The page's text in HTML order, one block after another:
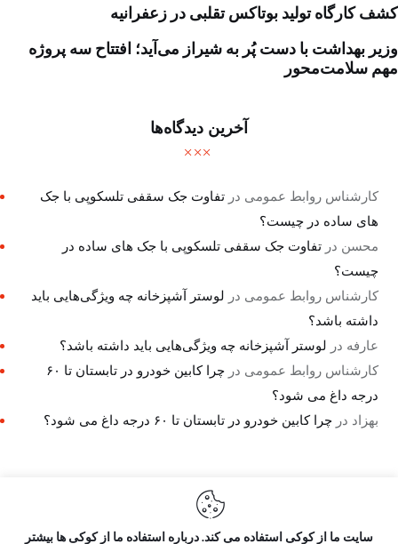
کشف کارگاه تولید بوتاکس تقلبی در زعفرانیه
وزیر بهداشت با دست پُر به شیراز می‌آید؛ افتتاح سه پروژه
مهم سلامت‌محور
آخرین دیدگاه‌ها
کارشناس روابط عمومی درتفاوت جک سقفی تلسکوپی با جک
های ساده در چیست؟
محسن درتفاوت جک سقفی تلسکوپی با جک های ساده در
چیست؟
کارشناس روابط عمومی در لوستر آشپزخانه چه ویژگی‌هایی باید
داشته باشد؟
عارفه در لوستر آشپزخانه چه ویژگی‌هایی باید داشته باشد؟
کارشناس روابط عمومی در
چرا کابین خودرو در تابستان تا ۶۰
درجه داغ می شود؟
بهزاد درچرا کابین خودرو در تابستان تا ۶۰ درجه داغ می شود؟
سایت ما از کوکی استفاده می کند. درباره استفاده ما از کوکی ها بیشتر